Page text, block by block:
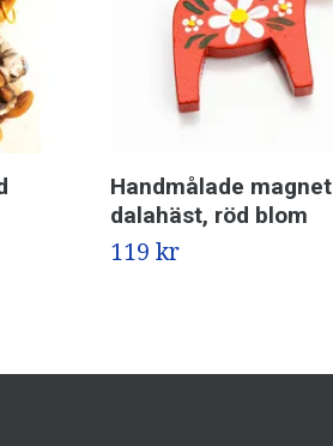
Handmålade magnet
dalahäst, röd blom
119 kr